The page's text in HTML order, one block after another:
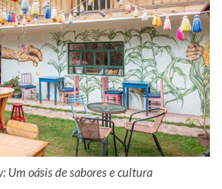
Um oásis de sabores e cultura